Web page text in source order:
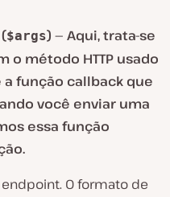
$args) — Aqui, trata-se
o método HTTP usado
função callback que
você enviar uma
essa função
O formato de